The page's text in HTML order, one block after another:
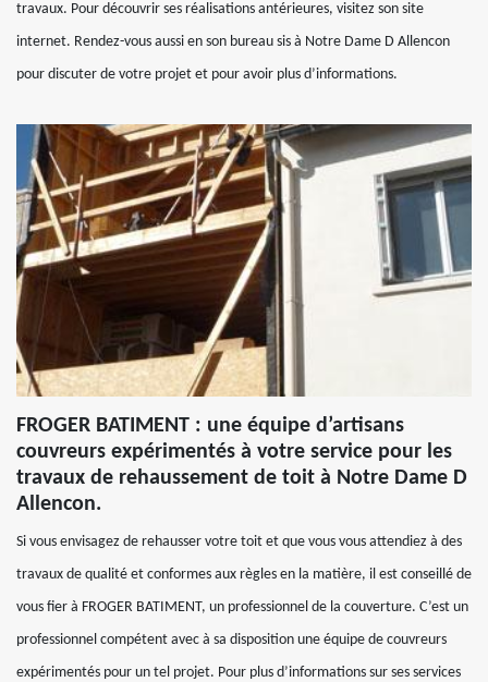
travaux. Pour découvrir ses réalisations antérieures, visitez son site
internet. Rendez-vous aussi en son bureau sis à Notre Dame D Allencon
pour discuter de votre projet et pour avoir plus d’informations.
FROGER BATIMENT : une équipe d’artisans
couvreurs expérimentés à votre service pour les
travaux de rehaussement de toit à Notre Dame D
Allencon.
Si vous envisagez de rehausser votre toit et que vous vous attendiez à des
travaux de qualité et conformes aux règles en la matière, il est conseillé de
vous fier à FROGER BATIMENT, un professionnel de la couverture. C’est un
professionnel compétent avec à sa disposition une équipe de couvreurs
expérimentés pour un tel projet. Pour plus d’informations sur ses services